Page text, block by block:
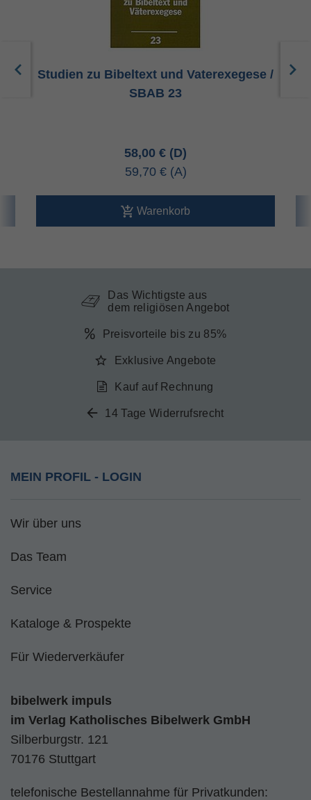
Studien zu Bibeltext und Vaterexegese /
SBAB 23
58,00 €
59,70 €
Warenkorb
Das Wichtigste aus
dem religiösen Angebot
Preisvorteile bis zu 85%
Exklusive Angebote
Kauf auf Rechnung
14 Tage Widerrufsrecht
MEIN PROFIL - LOGIN
Wir über uns
Das Team
Service
Kataloge & Prospekte
Für Wiederverkäufer
bibelwerk impuls
im Verlag Katholisches Bibelwerk GmbH
Silberburgstr. 121
70176 Stuttgart
telefonische Bestellannahme für Privatkunden: